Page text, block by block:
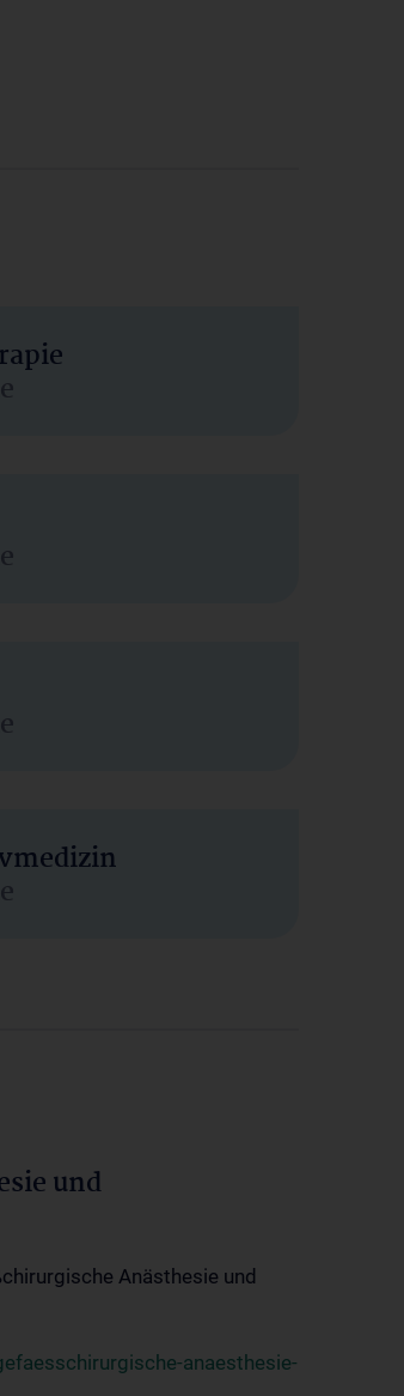
und
Anästhesie und
anaesthesie-